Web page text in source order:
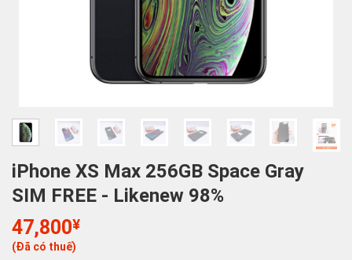
iPhone XS Max 256GB Space Gray
SIM FREE - Likenew 98%
47,800¥
(Đã có thuế)